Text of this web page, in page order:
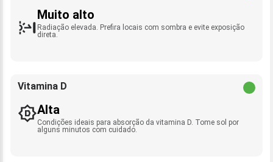
Muito alto
Radiação elevada. Prefira locais com sombra e evite exposição
direta.
Vitamina D
Alta
Condições ideais para absorção da vitamina D. Tome sol por
alguns minutos com cuidado.